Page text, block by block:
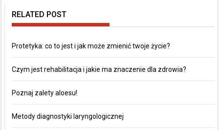
RELATED POST
Protetyka: co to jest i jak może zmienić twoje życie?
Czym jest rehabilitacja i jakie ma znaczenie dla zdrowia?
Poznaj zalety aloesu!
Metody diagnostyki laryngologicznej